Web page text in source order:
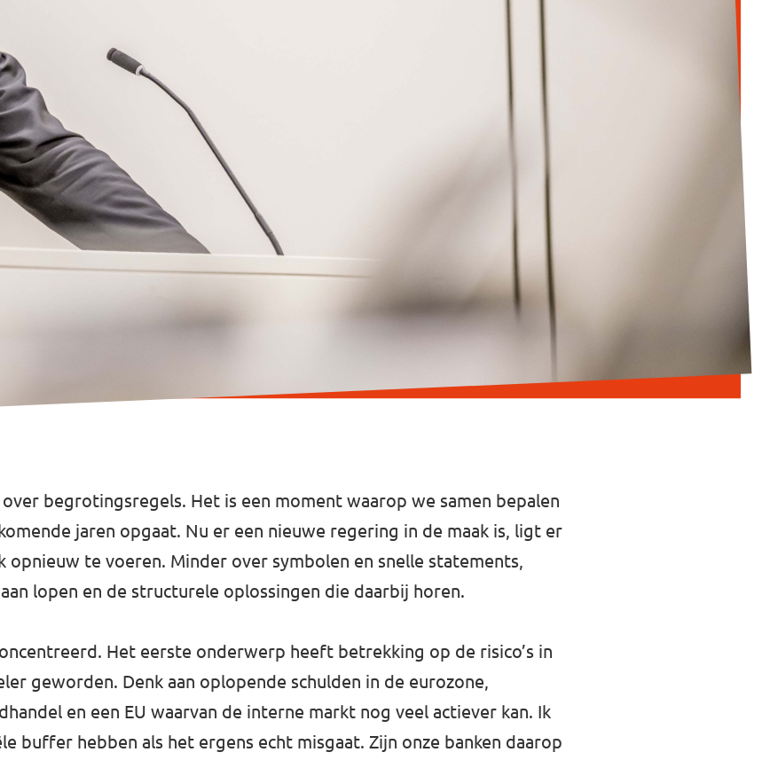
begrotingsregels. Het is een moment waarop we samen bepalen
jaren opgaat. Nu er een nieuwe regering in de maak is, ligt er
te voeren. Minder over symbolen en snelle statements,
lopen en de structurele oplossingen die daarbij horen.
Het eerste onderwerp heeft betrekking op de risico’s in
geworden. Denk aan oplopende schulden in de eurozone,
en een EU waarvan de interne markt nog veel actiever kan. Ik
buffer hebben als het ergens echt misgaat. Zijn onze banken daarop